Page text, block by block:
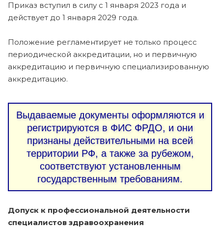
Приказ вступил в силу с 1 января 2023 года и
действует до 1 января 2029 года.
Положение регламентирует не только процесс
периодической аккредитации, но и первичную
аккредитацию и первичную специализированную
аккредитацию.
Выдаваемые документы оформляются и
регистрируются в ФИС ФРДО, и они
признаны действительными на всей
территории РФ, а также за рубежом,
соответствуют установленным
государственным требованиям.
Допуск к профессиональной деятельности
специалистов здравоохранения